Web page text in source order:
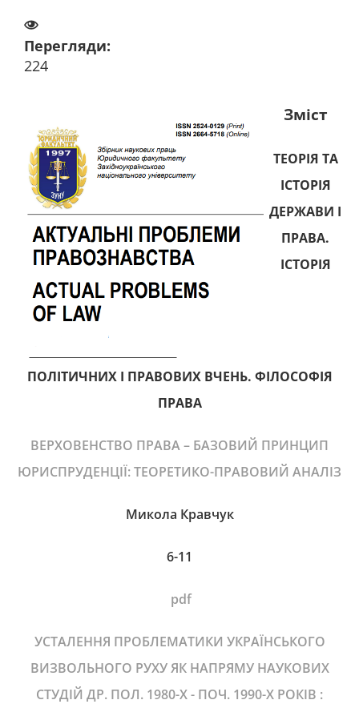
Перегляди:
224
Зміст
ТЕОРІЯ ТА
ІСТОРІЯ
ДЕРЖАВИ І
ПРАВА.
ІСТОРІЯ
ПОЛІТИЧНИХ І ПРАВОВИХ ВЧЕНЬ. ФІЛОСОФІЯ
ПРАВА
ВЕРХОВЕНСТВО ПРАВА – БАЗОВИЙ ПРИНЦИП
ЮРИСПРУДЕНЦІЇ: ТЕОРЕТИКО-ПРАВОВИЙ АНАЛІЗ
Микола Кравчук
6-11
pdf
УСТАЛЕННЯ ПРОБЛЕМАТИКИ УКРАЇНСЬКОГО
ВИЗВОЛЬНОГО РУХУ ЯК НАПРЯМУ НАУКОВИХ
СТУДІЙ ДР. ПОЛ. 1980-Х - ПОЧ. 1990-Х РОКІВ :